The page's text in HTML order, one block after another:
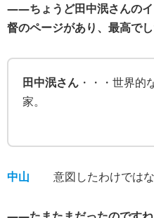
――ちょうど田中泯さんの
督のページがあり、最高でし
田中泯さん ・・・世界的
家。
中山 意図したわけでは